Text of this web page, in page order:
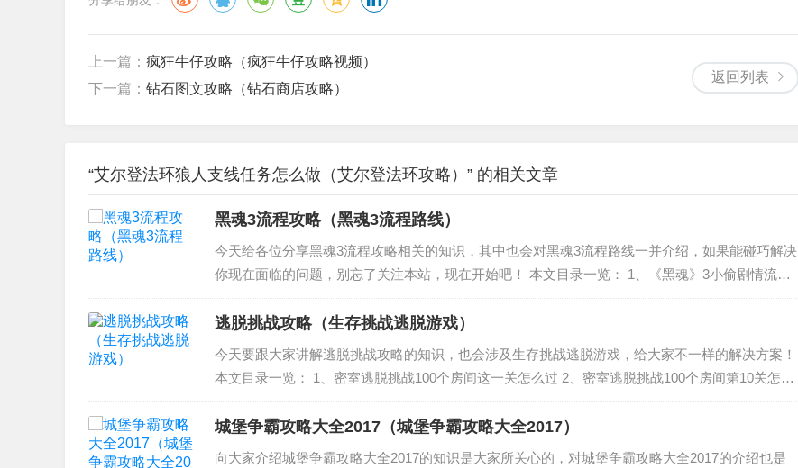
返回列表
上一篇： 疯狂牛仔攻略（疯狂牛仔攻略视频）
下一篇： 钻石图文攻略（钻石商店攻略）
“艾尔登法环狼人支线任务怎么做（艾尔登法环攻略）” 的相关文章
黑魂3流程攻略（黑魂3流程路线）
今天给各位分享黑魂3流程攻略相关的知识，其中也会对黑魂3流程路线一并介绍，如果能碰巧解决
你现在面临的问题，别忘了关注本站，现在开始吧！ 本文目录一览： 1、《黑魂》3小偷剧情流程
是怎么样的？ 2、黑暗之魂3结婚结局怎么达成 安里全剧情流程任务介绍 3、黑魂3帕奇剧情流程
4、《黑暗之魂3...
逃脱挑战攻略（生存挑战逃脱游戏）
今天要跟大家讲解逃脱挑战攻略的知识，也会涉及生存挑战逃脱游戏，给大家不一样的解决方案！
本文目录一览： 1、密室逃脱挑战100个房间这一关怎么过 2、密室逃脱挑战100个房间第10关怎么
过 3、密室逃脱挑战100个房间攻略34关怎么和攻略不一样 4、密室逃脱挑战100个房间第23关怎么
过...
城堡争霸攻略大全2017（城堡争霸攻略大全2017）
向大家介绍城堡争霸攻略大全2017的知识是大家所关心的，对城堡争霸攻略大全2017的介绍也是